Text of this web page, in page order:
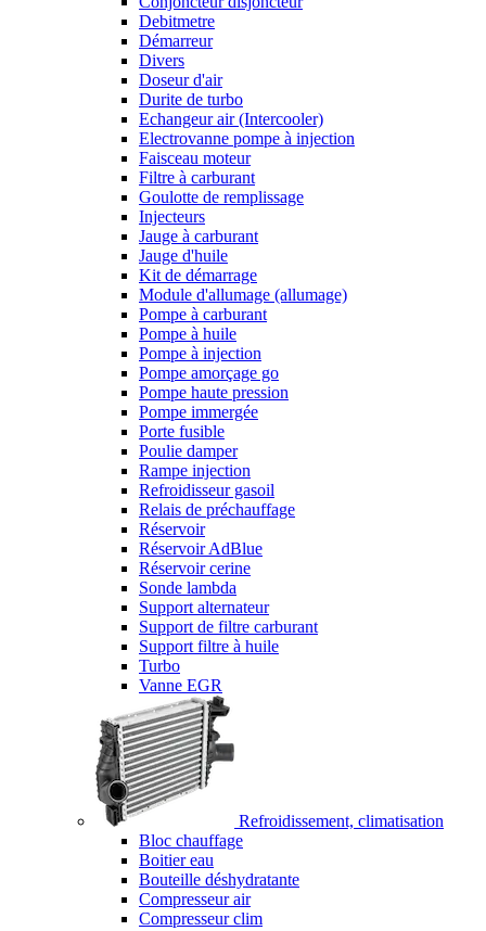
Debitmetre
Démarreur
Divers
Doseur d'air
Durite de turbo
Echangeur air (Intercooler)
Electrovanne pompe à injection
Faisceau moteur
Filtre à carburant
Goulotte de remplissage
Injecteurs
Jauge à carburant
Jauge d'huile
Kit de démarrage
Module d'allumage (allumage)
Pompe à carburant
Pompe à huile
Pompe à injection
Pompe amorçage go
Pompe haute pression
Pompe immergée
Porte fusible
Poulie damper
Rampe injection
Refroidisseur gasoil
Relais de préchauffage
Réservoir
Réservoir AdBlue
Réservoir cerine
Sonde lambda
Support alternateur
Support de filtre carburant
Support filtre à huile
Turbo
Vanne EGR
Refroidissement, climatisation
Bloc chauffage
Boitier eau
Bouteille déshydratante
Compresseur air
Compresseur clim